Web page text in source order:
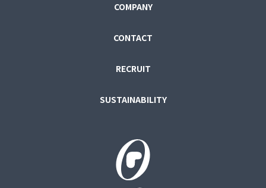
COMPANY
CONTACT
RECRUIT
SUSTAINABILITY